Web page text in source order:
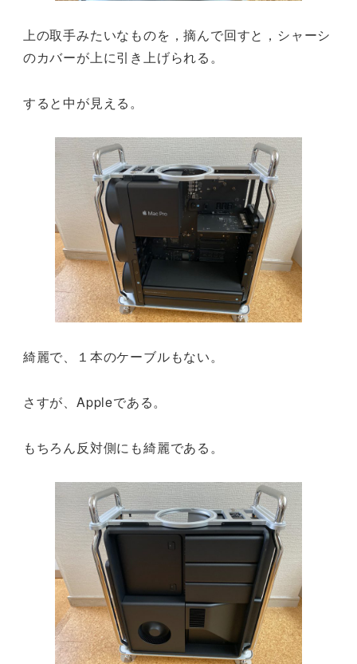
上の取手みたいなものを，摘んで回すと，シャーシ
のカバーが上に引き上げられる。
すると中が見える。
綺麗で、１本のケーブルもない。
さすが、Appleである。
もちろん反対側にも綺麗である。